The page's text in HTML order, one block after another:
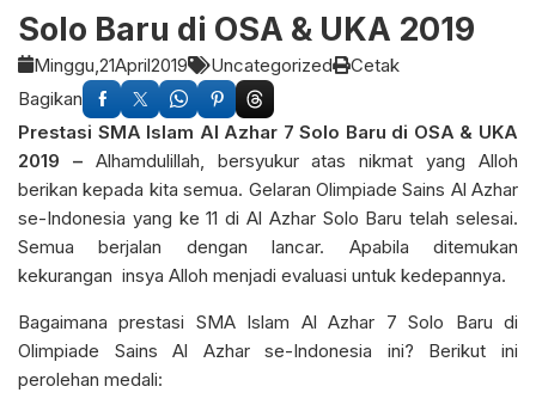
Solo Baru di OSA & UKA 2019
Minggu,21April2019 Uncategorized
Cetak
Bagikan
Prestasi SMA Islam Al Azhar 7 Solo Baru di OSA & UKA
2019 –Alhamdulillah, bersyukur atas nikmat yang Alloh
berikan kepada kita semua. Gelaran Olimpiade Sains Al Azhar
se-Indonesia yang ke 11 di Al Azhar Solo Baru telah selesai.
Semua berjalan dengan lancar. Apabila ditemukan
kekurangan insya Alloh menjadi evaluasi untuk kedepannya.
Bagaimana prestasi SMA Islam Al Azhar 7 Solo Baru di
Olimpiade Sains Al Azhar se-Indonesia ini? Berikut ini
perolehan medali: